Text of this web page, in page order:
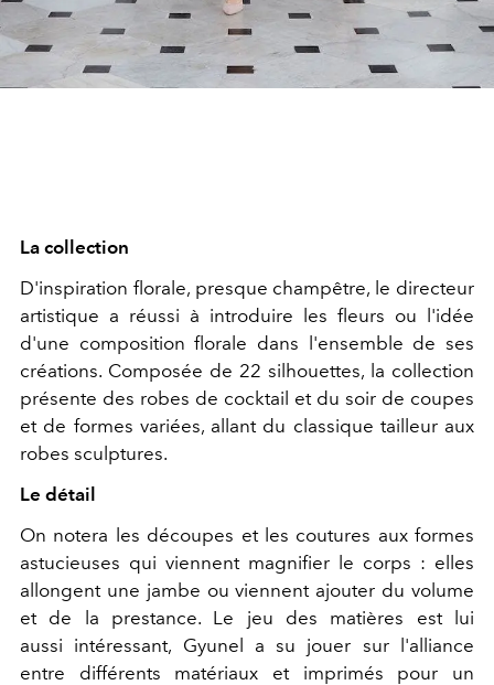
La collection
D'inspiration florale, presque champêtre, le directeur
artistique a réussi à introduire les fleurs ou l'idée
d'une composition florale dans l'ensemble de ses
créations. Composée de 22 silhouettes, la collection
présente des robes de cocktail et du soir de coupes
et de formes variées, allant du classique tailleur aux
robes sculptures.
Le détail
On notera les découpes et les coutures aux formes
astucieuses qui viennent magnifier le corps : elles
allongent une jambe ou viennent ajouter du volume
et de la prestance. Le jeu des matières est lui
aussi intéressant, Gyunel a su jouer sur l'alliance
entre différents matériaux et imprimés pour un